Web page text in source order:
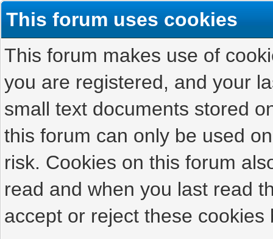
This forum uses cookies
This forum makes use of
you are registered, and your
small text documents stored
this forum can only be used
risk. Cookies on this forum
read and when you last read
accept or reject these cookies